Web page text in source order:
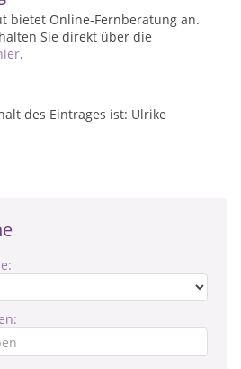
bietet Online-Fernberatung an.
Sie direkt über die
.
des Eintrages ist: Ulrike